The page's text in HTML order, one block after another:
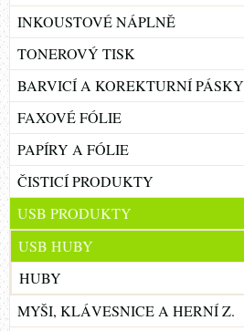
INKOUSTOVÉ NÁPLNĚ
TONEROVÝ TISK
BARVICÍ A KOREKTURNÍ PÁSKY
FAXOVÉ FÓLIE
PAPÍRY A FÓLIE
ČISTICÍ PRODUKTY
USB PRODUKTY
USB HUBY
HUBY
MYŠI, KLÁVESNICE A HERNÍ Z.